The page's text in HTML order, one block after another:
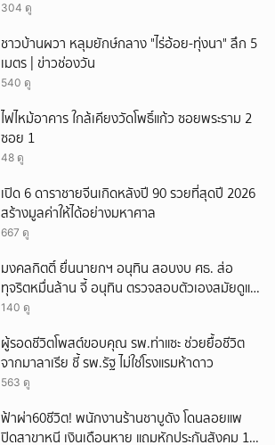
304 ดู
ชาวบ้านผวา หลุมยักษ์กลาง "ไร่อ้อย-ทุ่งนา" ลึก 5
เมตร | ข่าวช่องวัน
540 ดู
ไฟไหม้อาคาร ใกล้เคียงวัดโพธิ์แก้ว ซอยพระราม 2
ซอย 1
48 ดู
เปิด 6 ดาราชายจีนเกิดหลังปี 90 รวยที่สุดปี 2026
สร้างมูลค่าให้ได้อย่างมหาศาล
667 ดู
มงคลกิตติ์ ยื่นนายกฯ อนุทิน สอบงบ ศธ. ส่อ
ทุจริตหมื่นล้าน จี้ อนุทิน ตรวจสอบตัวเองสมัยดูแล
ศธ.
140 ดู
ผู้รอดชีวิตโพสต์ขอบคุณ รพ.ท่าแซะ ช่วยยื้อชีวิต
จากมาลาเรีย ชี้ รพ.รัฐ ไม่ใช่โรงแรมห้าดาว
563 ดู
ฟ้าผ่า60ชีวิต! พนักงานร้านชาบูดัง โดนลอยแพ
ปิดสาขาหนี เงินเดือนหาย แถมหักประกันสังคม 11